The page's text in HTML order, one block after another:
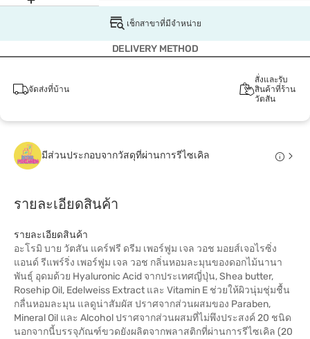
เช็กสาขาที่มีจำหน่าย
DELIVERY METHOD
จัดส่งที่บ้าน
สั่งและรับ
สินค้าที่ร้าน
วัตสัน
มีส่วนประกอบจากวัสดุที่ผ่านการรีไซเคิล
รายละเอียดสินค้า
รายละเอียดสินค้า
อะโรมิ บาย วัตสัน แคร์ฟรี ดรีม เพอร์ฟูม เจล วอช มอยส์เจอไรซิ่ง
แอนด์ รีแพร์ริ่ง เพอร์ฟูม เจล วอช กลิ่นหอมละมุนของดอกไม้นานา
พันธุ์ อุดมด้วย Hyaluronic Acid จากประเทศญี่ปุ่น, Shea butter,
Rosehip Oil, Edelweiss Extract และ Vitamin E ช่วยให้ผิวนุ่มชุ่มชื้น
กลื่นหอมละมุน แลดูน่าสัมผัส ปราศจากส่วนผสมของ Paraben,
Mineral Oil และ Alcohol ปราศจากส่วนผสมที่ไม่พึงประสงค์ 20 ชนิด
นอกจากนี้บรรจุภัณฑ์ขวดยังผลิตจากพลาสติกที่ผ่านการรีไซเคิล (20